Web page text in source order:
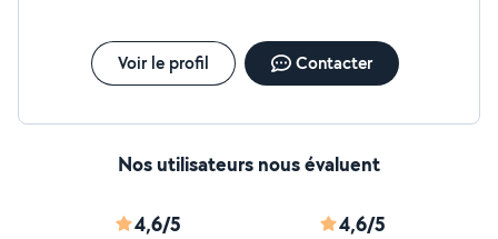
Voir le profil Contacter
Nos utilisateurs nous évaluent
4,6/5 4,6/5